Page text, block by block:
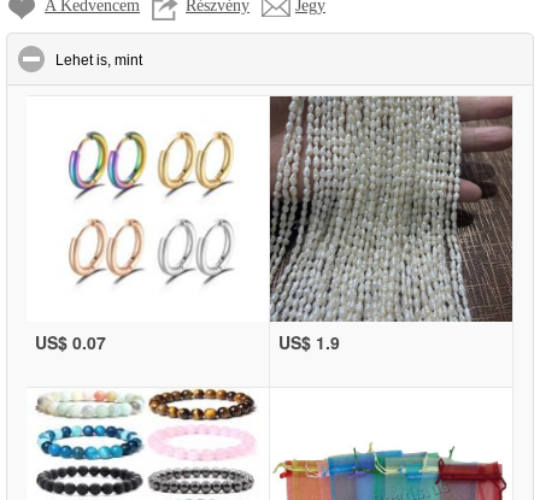
A Kedvencem Részvény Jegy
Lehet is, mintclick to collapse contents
US$ 0.07 US$ 1.9